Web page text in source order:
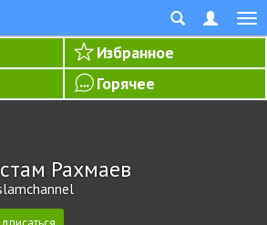
Избранное
Горячее
Рахмаев